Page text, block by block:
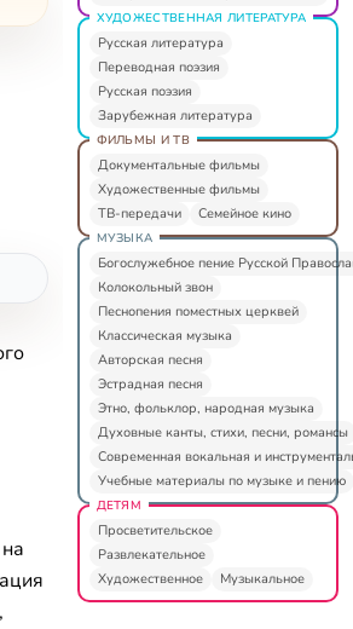
ХУДОЖЕСТВЕННАЯ ЛИТЕРАТУРА
Русская литература
Переводная поэзия
Русская поэзия
Зарубежная литература
ФИЛЬМЫ И ТВ
Документальные фильмы
Художественные фильмы
ТВ-передачи
Семейное кино
МУЗЫКА
Богослужебное пение Русской
Колокольный звон
Песнопения поместных церквей
Классическая музыка
Авторская песня
Эстрадная песня
Этно, фольклор, народная музыка
Духовные канты, стихи, песни, романсы
Современная вокальная и
Учебные материалы по музыке и пению
ДЕТЯМ
Просветительское
Развлекательное
Художественное
Музыкальное